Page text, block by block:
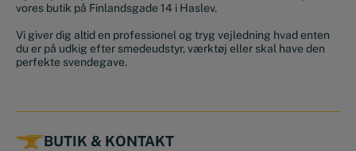
vores butik på Finlandsgade 14 i Haslev.
Vi giver dig altid en professionel og tryg vejledning hvad enten
du er på udkig efter smedeudstyr, værktøj eller skal have den
perfekte svendegave.
BUTIK & KONTAKT